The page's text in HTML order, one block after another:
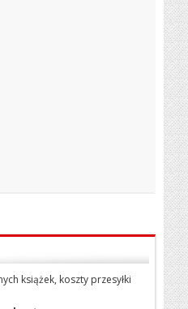
książek, koszty przesyłki